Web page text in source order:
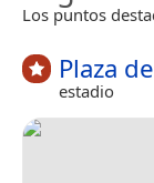
Los puntos
Plaza
estadio